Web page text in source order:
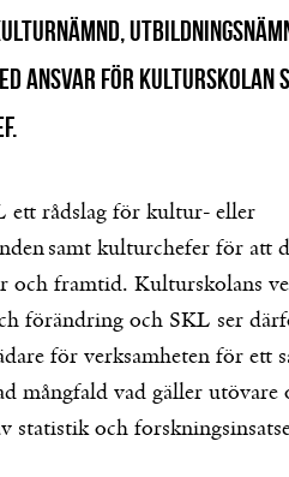
ansvar för kulturskolan
ett rådslag för kultur- eller
samt kulturchefer för att
och framtid. Kulturskolans
förändring och SKL ser
för verksamheten för ett
mångfald vad gäller utövare
statistik och